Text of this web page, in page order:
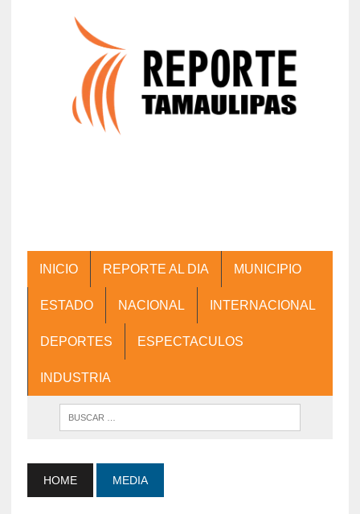
INICIO REPORTE AL DIA MUNICIPIO
ESTADO NACIONAL INTERNACIONAL
DEPORTES ESPECTACULOS
INDUSTRIA
HOME MEDIA